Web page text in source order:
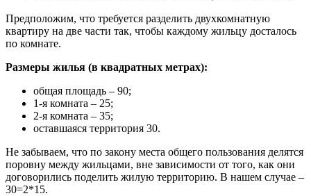
Предположим, что требуется разделить двухкомнатную
квартиру на две части так, чтобы каждому жильцу досталось
по комнате.
Размеры жилья (в квадратных метрах):
общая площадь – 90;
1-я комната – 25;
2-я комната – 35;
оставшаяся территория 30.
Не забываем, что по закону места общего пользования делятся
поровну между жильцами, вне зависимости от того, как они
договорились поделить жилую территорию. В нашем случае –
30=2*15.